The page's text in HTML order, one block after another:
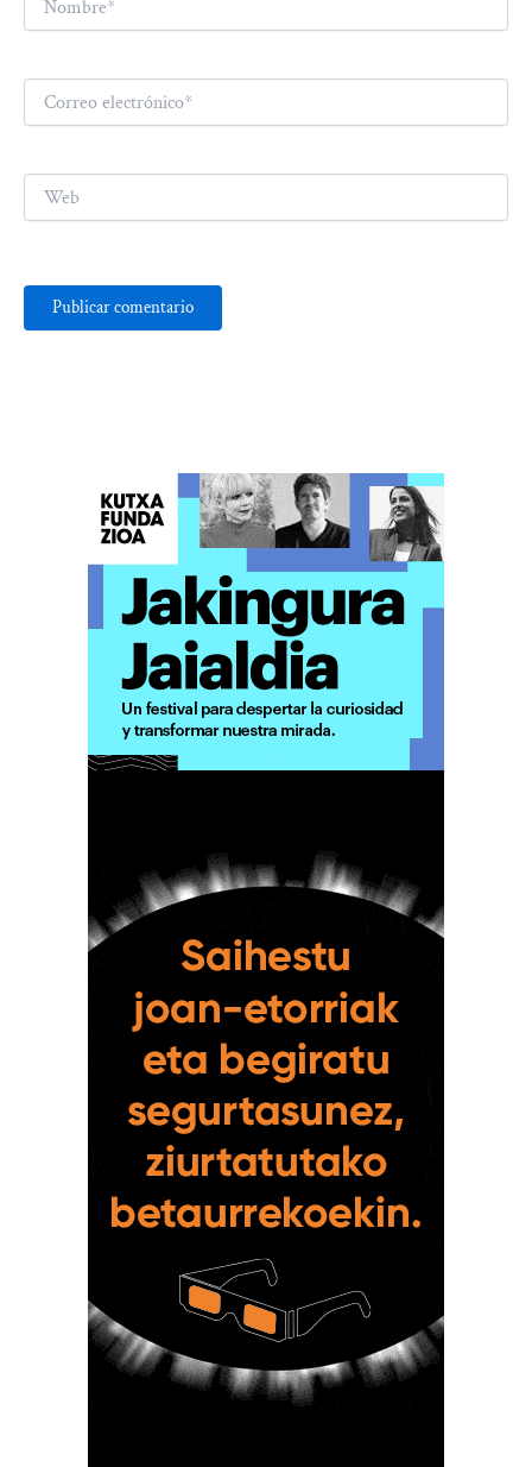
Correo
electrónico*
Web